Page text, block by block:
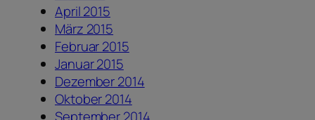
April 2015
März 2015
Februar 2015
Januar 2015
Dezember 2014
Oktober 2014